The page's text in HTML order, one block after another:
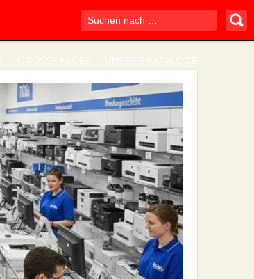
GROSSHANDEL UNSERE KATALOGE